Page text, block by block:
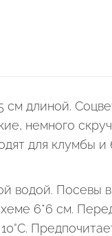
длиной.
немного
для клумбы и
водой. Посевы
6*6 см.